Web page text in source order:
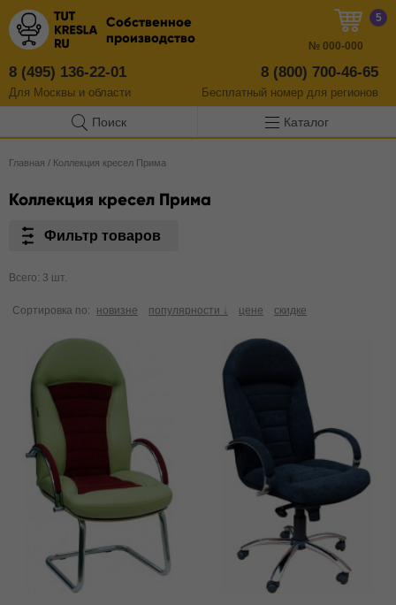
Собственное
производство
8 (495) 136-22-01
Для Москвы и области
8 (800) 700-46-65
Бесплатный номер для регионов
5
№ 000-000
Поиск Каталог
Главная / Коллекция кресел Прима
Коллекция кресел Прима
Фильтр товаров
Всего: 3 шт.
Сортировка по: новизне популярности ↓ цене скидке